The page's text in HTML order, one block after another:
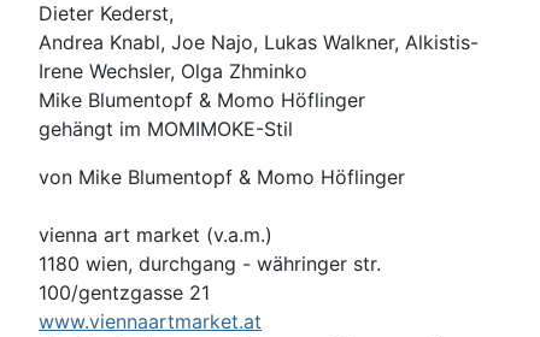
Dieter Kederst,
Andrea Knabl, Joe Najo, Lukas Walkner, Alkistis-
Irene Wechsler, Olga Zhminko
Mike Blumentopf & Momo Höflinger
gehängt im MOMIMOKE-Stil
von Mike Blumentopf & Momo Höflinger
vienna art market (v.a.m.)
1180 wien, durchgang - währinger str.
100/gentzgasse 21
www.viennaartmarket.at